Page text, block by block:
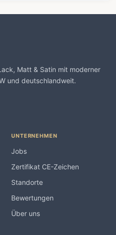
Matt & Satin mit moderner
und deutschlandweit.
UNTERNEHMEN
Jobs
Zertifikat CE-Zeichen
Standorte
Bewertungen
Über uns